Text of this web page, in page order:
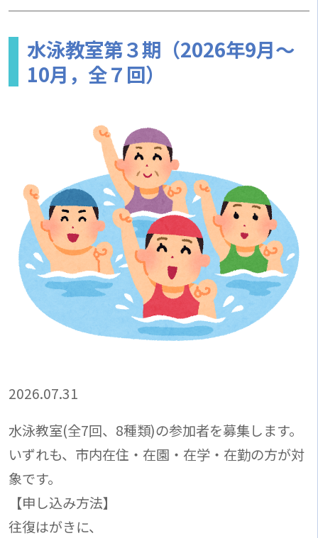
水泳教室第３期（2026年9月～
10月，全７回）
2026.07.31
水泳教室(全7回、8種類)の参加者を募集します。
いずれも、市内在住・在園・在学・在勤の方が対
象です。
【申し込み方法】
往復はがきに、